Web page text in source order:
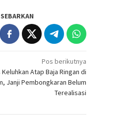
SEBARKAN
Pos berikutnya
Atap Baja Ringan di
Janji Pembongkaran Belum
Terealisasi